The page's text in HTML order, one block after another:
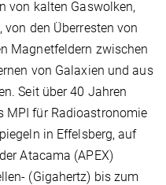
von kalten Gaswolken,
von den Überresten von
Magnetfeldern zwischen
von Galaxien und aus
Seit über 40 Jahren
MPI für Radioastronomie
in Effelsberg, auf
Atacama (APEX)
(Gigahertz) bis zum